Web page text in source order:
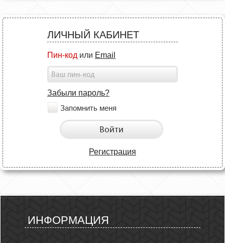
ЛИЧНЫЙ КАБИНЕТ
Пин-код или Email
Забыли пароль?
Запомнить меня
Войти
Регистрация
ИНФОРМАЦИЯ